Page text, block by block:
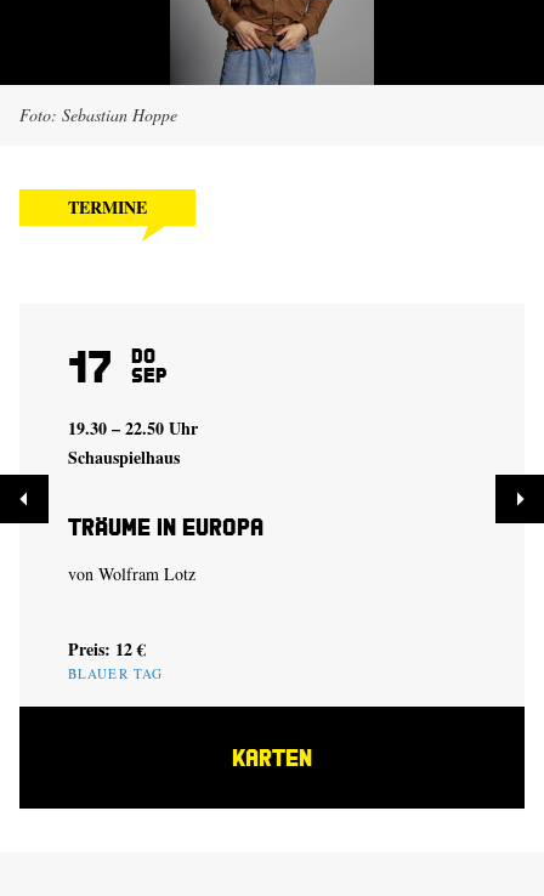
Foto: Sebastian Hoppe
TERMINE
17 Do
Sep
19.30 – 22.50 Uhr
Schauspielhaus
Träume in Europa
von Wolfram Lotz
Preis: 12 €
BLAUER TAG
KARTEN